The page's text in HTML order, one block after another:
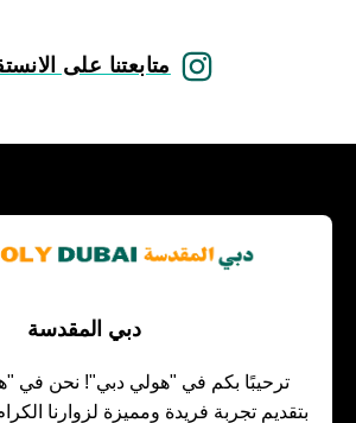
متابعتنا على
دبي المقدسة
ترحيبًا بكم في "هولي دبي"! نحن في
بتقديم تجربة فريدة ومميزة لزوارنا